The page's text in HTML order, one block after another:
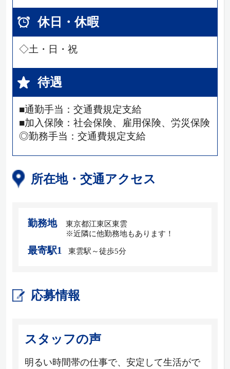
休日・休暇
◇土・日・祝
待遇
■通勤手当：交通費規定支給
■加入保険：社会保険、雇用保険、労災保険
◎勤務手当：交通費規定支給
所在地・交通アクセス
勤務地
東京都江東区東雲
※近隣に他勤務地もあります！
最寄駅1 東雲駅～徒歩5分
応募情報
スタッフの声
明るい時間帯の仕事で、安定して生活がで